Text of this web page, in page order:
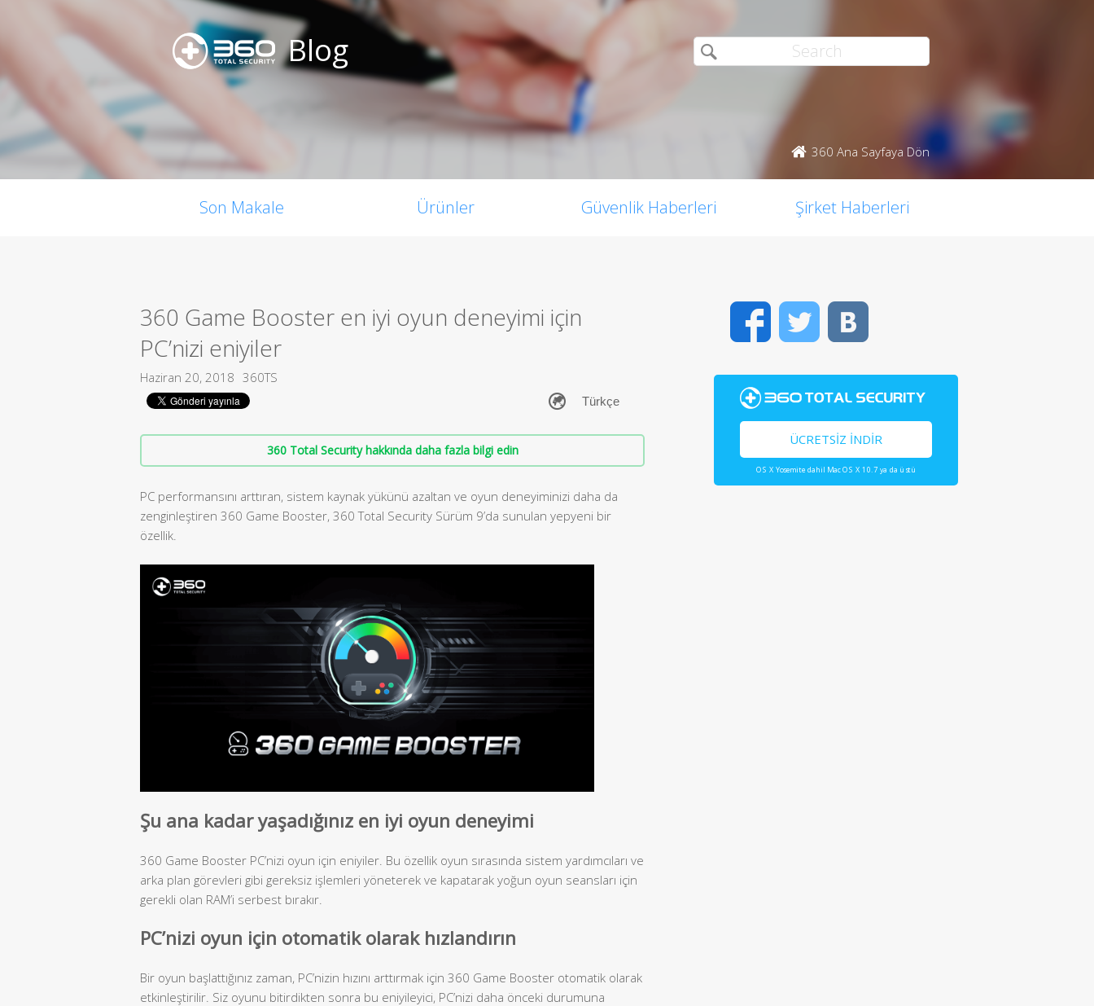
Blog
360 Ana Sayfaya Dön
Son Makale Ürünler Güvenlik Haberleri Şirket Haberleri
360 Game Booster en iyi oyun deneyimi için
PC’nizi eniyiler
Haziran 20, 2018 360TS
360 Total Security hakkında daha fazla bilgi edin
PC performansını arttıran, sistem kaynak yükünü azaltan ve oyun deneyiminizi daha da
zenginleştiren 360 Game Booster, 360 Total Security Sürüm 9’da sunulan yepyeni bir
özellik.
Şu ana kadar yaşadığınız en iyi oyun deneyimi
360 Game Booster PC’nizi oyun için eniyiler. Bu özellik oyun sırasında sistem yardımcıları ve
arka plan görevleri gibi gereksiz işlemleri yöneterek ve kapatarak yoğun oyun seansları için
gerekli olan RAM’i serbest bırakır.
PC’nizi oyun için otomatik olarak hızlandırın
Bir oyun başlattığınız zaman, PC’nizin hızını arttırmak için 360 Game Booster otomatik olarak
etkinleştirilir. Siz oyunu bitirdikten sonra bu eniyileyici, PC’nizi daha önceki durumuna
FacebookTwitter
ÜCRETSIZ İNDIR
OS X Yosemite dahil Mac OS X 10.7 ya da üstü